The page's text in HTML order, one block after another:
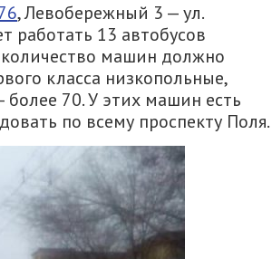
, Левобережный 3 — ул.
работать 13 автобусов
количество машин должно
класса низкопольные,
более 70. У этих машин есть
по всему проспекту Поля.